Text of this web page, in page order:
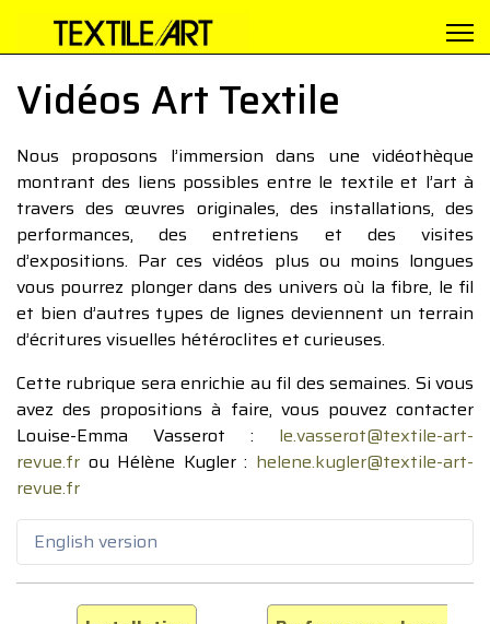
Vidéos Art Textile
Nous proposons l’immersion dans une vidéothèque
montrant des liens possibles entre le textile et l’art à
travers des œuvres originales, des installations, des
performances, des entretiens et des visites
d’expositions. Par ces vidéos plus ou moins longues
vous pourrez plonger dans des univers où la fibre, le fil
et bien d’autres types de lignes deviennent un terrain
d’écritures visuelles hétéroclites et curieuses.
Cette rubrique sera enrichie au fil des semaines. Si vous
avez des propositions à faire, vous pouvez contacter
Louise-Emma Vasserot : le.vasserot@textile-art-
revue.fr ou Hélène Kugler : helene.kugler@textile-art-
revue.fr
English version